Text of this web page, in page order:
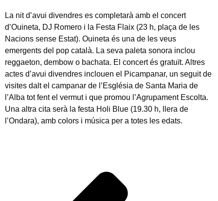
La nit d’avui divendres es completarà amb el concert
d’Ouineta, DJ Romero i la Festa Flaix (23 h, plaça de les
Nacions sense Estat). Ouineta és una de les veus
emergents del pop català. La seva paleta sonora inclou
reggaeton, dembow o bachata. El concert és gratuït. Altres
actes d’avui divendres inclouen el Picampanar, un seguit de
visites dalt el campanar de l’Església de Santa Maria de
l’Alba tot fent el vermut i que promou l’Agrupament Escolta.
Una altra cita serà la festa Holi Blue (19.30 h, llera de
l’Ondara), amb colors i música per a totes les edats.